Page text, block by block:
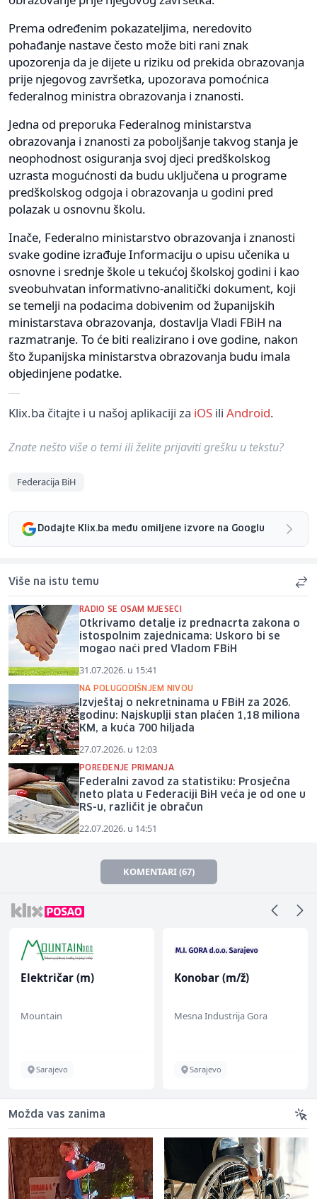
Prema određenim pokazateljima, neredovito
pohađanje nastave često može biti rani znak
upozorenja da je dijete u riziku od prekida obrazovanja
prije njegovog završetka, upozorava pomoćnica
federalnog ministra obrazovanja i znanosti.
Jedna od preporuka Federalnog ministarstva
obrazovanja i znanosti za poboljšanje takvog stanja je
neophodnost osiguranja svoj djeci predškolskog
uzrasta mogućnosti da budu uključena u programe
predškolskog odgoja i obrazovanja u godini pred
polazak u osnovnu školu.
Inače, Federalno ministarstvo obrazovanja i znanosti
svake godine izrađuje Informaciju o upisu učenika u
osnovne i srednje škole u tekućoj školskoj godini i kao
sveobuhvatan informativno-analitički dokument, koji
se temelji na podacima dobivenim od županijskih
ministarstava obrazovanja, dostavlja Vladi FBiH na
razmatranje. To će biti realizirano i ove godine, nakon
što županijska ministarstva obrazovanja budu imala
objedinjene podatke.
Klix.ba čitajte i u našoj aplikaciji za iOS ili Android.
Znate nešto više o temi ili želite prijaviti grešku u tekstu?
Federacija BiH
Dodajte Klix.ba među omiljene izvore na Googlu
Više na istu temu
RADIO SE OSAM MJESECI
Otkrivamo detalje iz prednacrta zakona o
istospolnim zajednicama: Uskoro bi se
mogao naći pred Vladom FBiH
31.07.2026. u 15:41
NA POLUGODIŠNJEM NIVOU
Izvještaj o nekretninama u FBiH za 2026.
godinu: Najskuplji stan plaćen 1,18 miliona
KM, a kuća 700 hiljada
27.07.2026. u 12:03
POREĐENJE PRIMANJA
Federalni zavod za statistiku: Prosječna
neto plata u Federaciji BiH veća je od one u
RS-u, različit je obračun
22.07.2026. u 14:51
KOMENTARI (67)
Električar (m)
Mountain
Sarajevo
Konobar (m/ž)
Mesna Industrija Gora
Sarajevo
Možda vas zanima